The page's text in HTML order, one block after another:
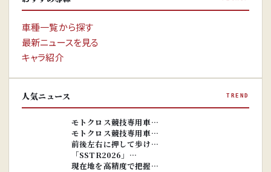
車種一覧から探す
最新ニュースを見る
キャラ紹介
人気ニュース TREND
※画像はイ
モトクロス競技専用車…
モトクロス競技専用車…
前後左右に押して歩け…
「SSTR2026」…
現在地を高精度で把握…